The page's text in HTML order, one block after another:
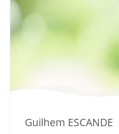
Guilhem ESCANDE